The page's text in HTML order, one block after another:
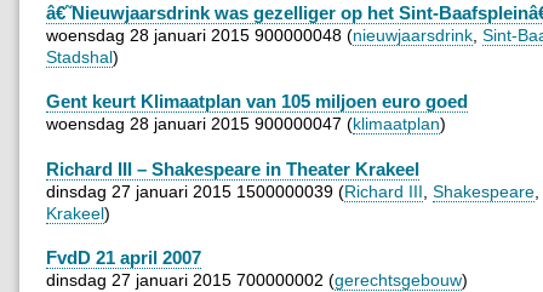
â€˜Nieuwjaarsdrink was gezelliger op het Sint-
woensdag 28 januari 2015 900000048 (nieuwjaarsdrink Sint-
Stadshal)
Gent keurt Klimaatplan van 105 miljoen euro goed
woensdag 28 januari 2015 900000047 (klimaatplan)
Richard III – Shakespeare in Theater Krakeel
dinsdag 27 januari 2015 1500000039 (Richard III Shakespeare
Krakeel)
FvdD 21 april 2007
dinsdag 27 januari 2015 700000002 (gerechtsgebouw)